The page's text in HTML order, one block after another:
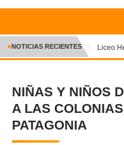
INICIO
CRÓNICA
DEPORTES
ENTRETENIMIENTO Y
●NOTICIAS RECIENTES Liceo
NIÑAS Y NIÑOS
A LAS
PATAGONIA